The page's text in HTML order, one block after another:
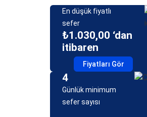
En düşük fiyatlı
sefer
₺1.030,00 ‘dan
itibaren
Fiyatları Gör
4
Günlük minimum
sefer sayısı